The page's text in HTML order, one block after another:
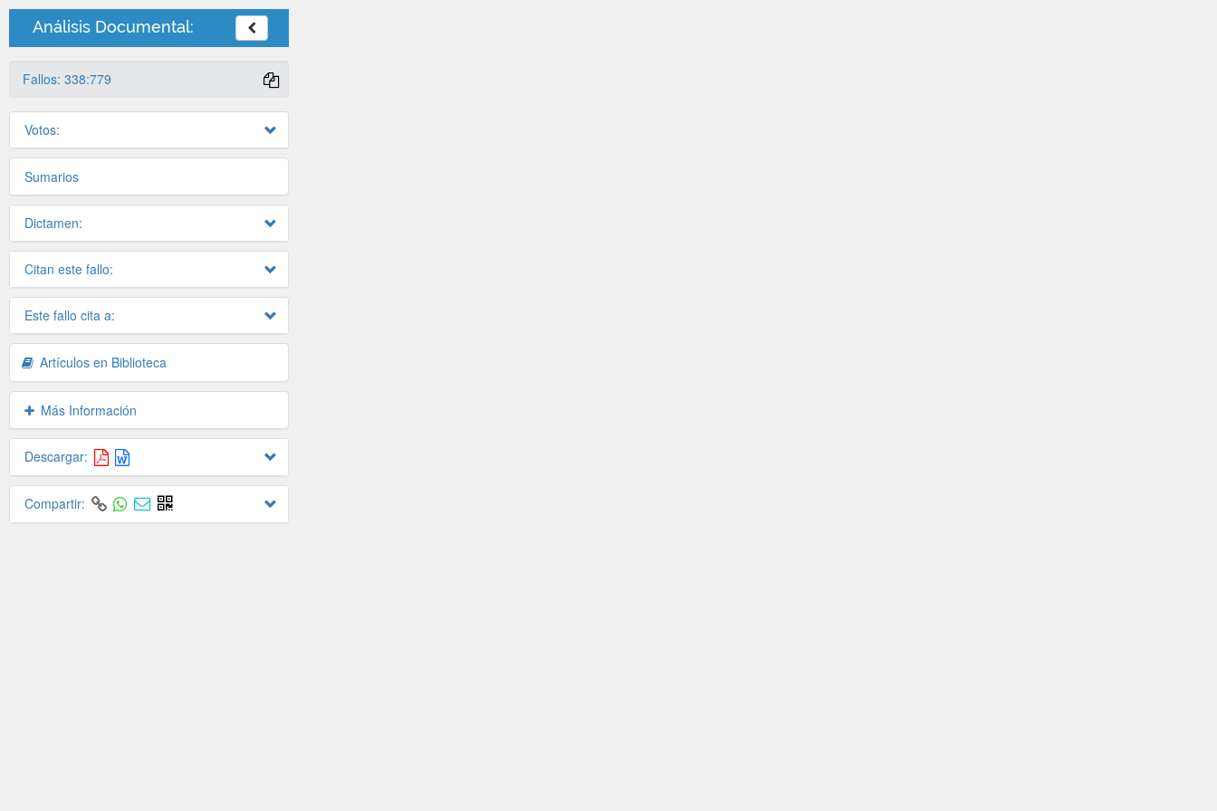
Análisis Documental:
Fallos: 338:779
Votos:
Sumarios
Dictamen:
Citan este fallo:
Este fallo cita a:
Artículos en Biblioteca
Más Información
Descargar:
Compartir: